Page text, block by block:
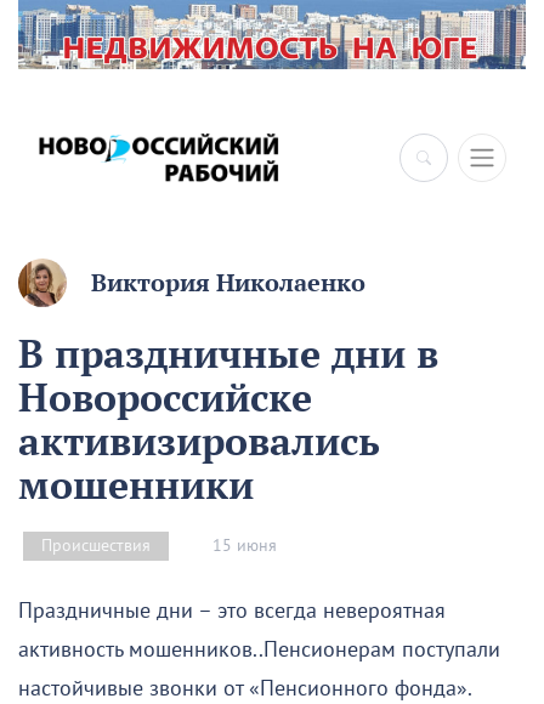
×
Виктория Николаенко
В праздничные дни в
Новороссийске
активизировались
мошенники
Происшествия 15 июня
Праздничные дни – это всегда невероятная
активность мошенников..Пенсионерам поступали
настойчивые звонки от «Пенсионного фонда».